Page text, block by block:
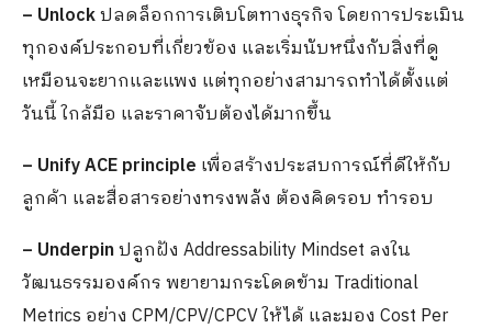
– Unlockปลดล็อกการเติบโตทางธุรกิจ โดยการประเมิน
ทุกองค์ประกอบที่เกี่ยวข้อง และเริ่มนับหนึ่งกับสิ่งที่ดู
เหมือนจะยากและแพง แต่ทุกอย่างสามารถทำได้ตั้งแต่
วันนี้ ใกล้มือ และราคาจับต้องได้​มากขึ้น
– Unify ACE principle เพื่อสร้างประสบการณ์ที่ดีให้กับ
ลูกค้า และสื่อสารอย่างทรงพลัง​ ต้องคิดรอบ ทำรอบ
– Underpinปลูกฝัง Addressability Mindset ลงใน
วัฒนธรรมองค์กร พยายามกระโดดข้าม Traditional
Metrics อย่าง CPM/CPV/CPCV ให้ได้ และมอง Cost Per